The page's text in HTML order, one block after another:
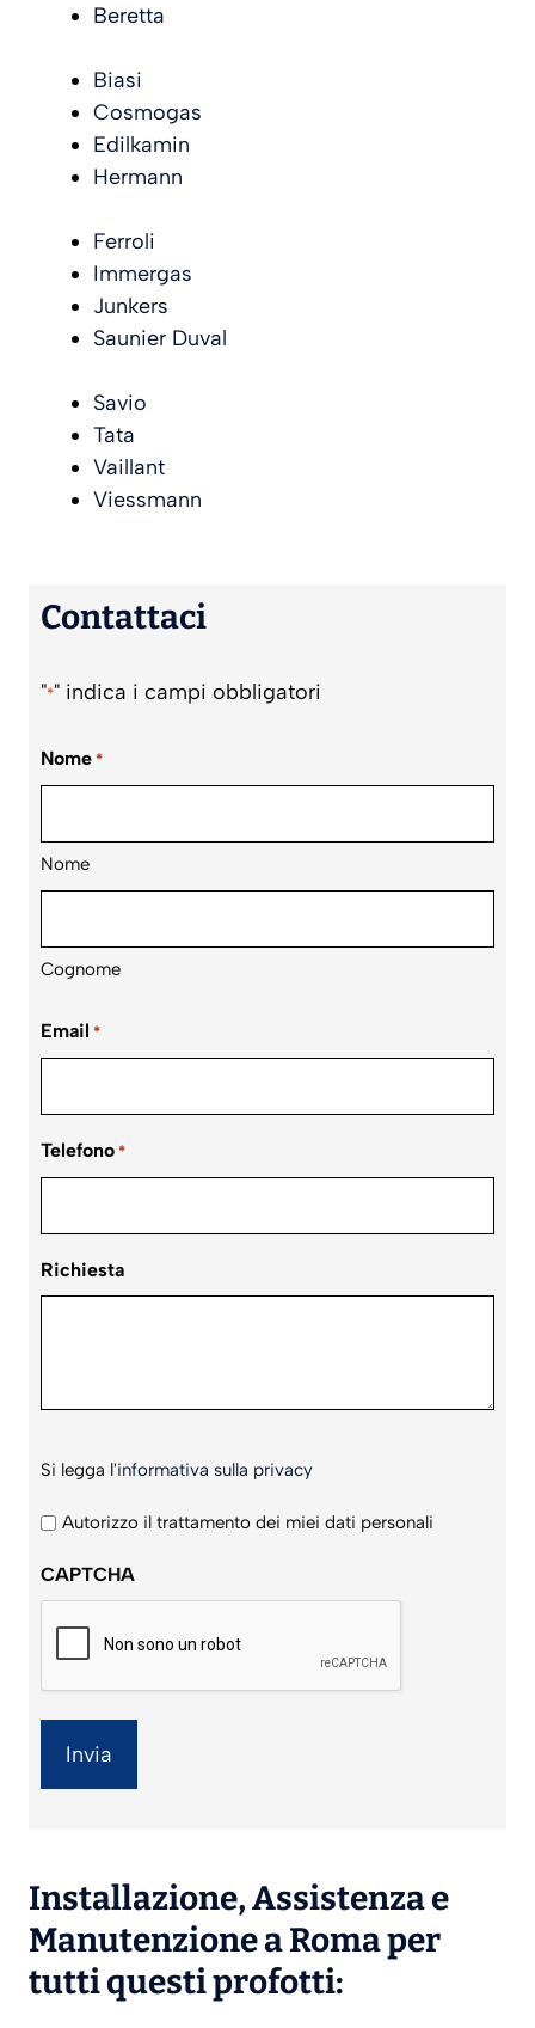
Beretta
Biasi
Cosmogas
Edilkamin
Hermann
Ferroli
Immergas
Junkers
Saunier Duval
Savio
Tata
Vaillant
Viessmann
Contattaci
"*" indica i campi obbligatori
Nome *
Nome
Cognome
Email *
Telefono *
Richiesta
legga
l'informativa
privacy
Si legga l'informativa sulla privacy
Autorizzo il trattamento dei miei dati personali
CAPTCHA
Installazione,Assistenzae
Manutenzionea Roma per
tutti questi profotti: